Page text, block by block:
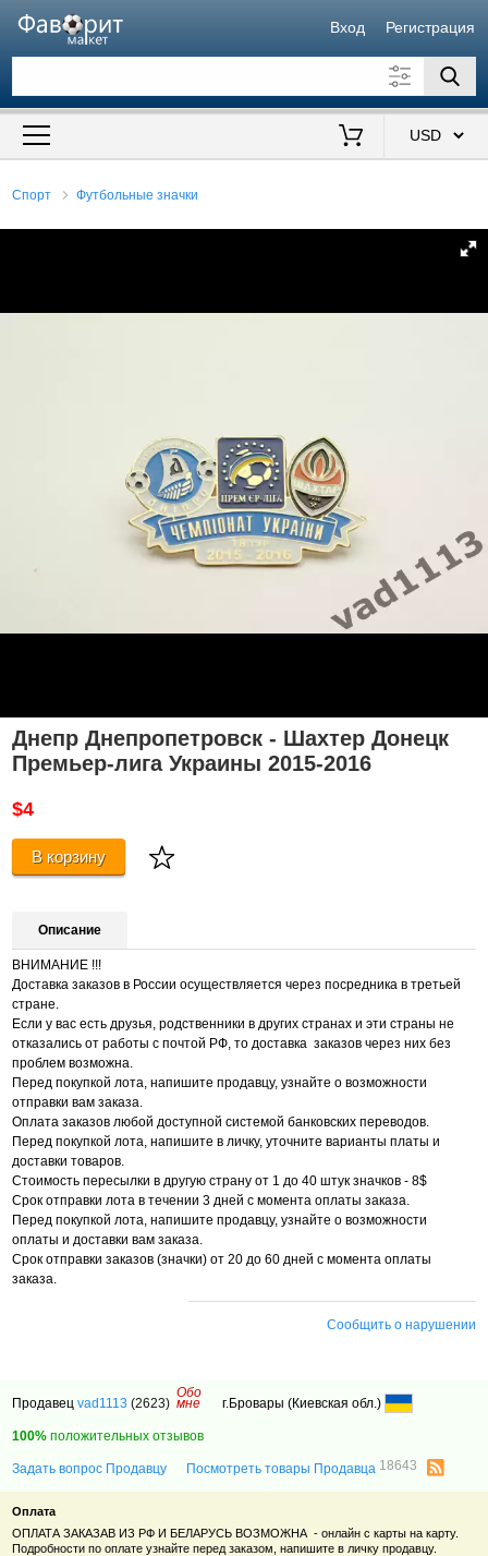
Вход Регистрация
Искать также в описании
Спорт Футбольные значки
Днепр Днепропетровск - Шахтер Донецк
Премьер-лига Украины 2015-2016
$4
В корзину
Описание
ВНИМАНИЕ !!!
Доставка заказов в России осуществляется через посредника в третьей
стране.
Если у вас есть друзья, родственники в других странах и эти страны не
отказались от работы с почтой РФ, то доставка заказов через них без
проблем возможна.
Перед покупкой лота, напишите продавцу, узнайте о возможности
отправки вам заказа.
Оплата заказов любой доступной системой банковских переводов.
Перед покупкой лота, напишите в личку, уточните варианты платы и
доставки товаров.
Стоимость пересылки в другую страну от 1 до 40 штук значков - 8$
Срок отправки лота в течении 3 дней с момента оплаты заказа.
Перед покупкой лота, напишите продавцу, узнайте о возможности
оплаты и доставки вам заказа.
Срок отправки заказов (значки) от 20 до 60 дней с момента оплаты
заказа.
Сообщить о нарушении
Продавецvad1113 (2623)
Обо
мне г.Бровары (Киевская обл.)
100% положительных отзывов
Задать вопрос Продавцу Посмотреть товары Продавца 18643
Оплата
ОПЛАТА ЗАКАЗАВ ИЗ РФ И БЕЛАРУСЬ ВОЗМОЖНА - онлайн с карты на карту.
Подробности по оплате узнайте перед заказом, напишите в личку продавцу.